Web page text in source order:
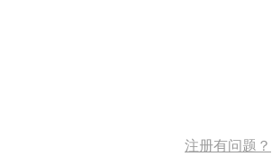
注册有问题？